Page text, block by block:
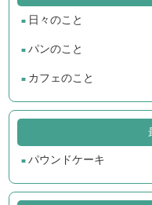
日々のこと
パンのこと
カフェのこと
パウンドケーキ